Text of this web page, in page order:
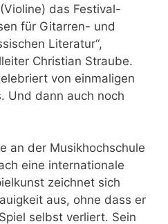
das Festival-
für Gitarren- und
Literatur“,
Christian Straube.
von einmaligen
Und dann auch noch
an der Musikhochschule
eine internationale
zeichnet sich
aus, ohne dass er
selbst verliert. Sein